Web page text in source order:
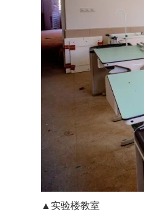
▲实验楼教室